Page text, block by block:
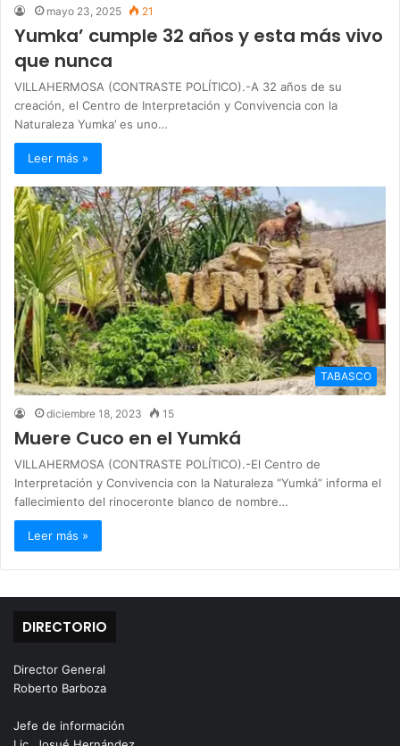
mayo 23, 2025 21
Yumka’ cumple 32 años y esta más vivo
que nunca
VILLAHERMOSA (CONTRASTE POLÍTICO).-A 32 años de su
creación, el Centro de Interpretación y Convivencia con la
Naturaleza Yumka’ es uno…
Leer más »
TABASCO
diciembre 18, 2023 15
Muere Cuco en el Yumká
VILLAHERMOSA (CONTRASTE POLÍTICO).-El Centro de
Interpretación y Convivencia con la Naturaleza “Yumká” informa el
fallecimiento del rinoceronte blanco de nombre…
Leer más »
DIRECTORIO
Director General
Roberto Barboza
Jefe de información